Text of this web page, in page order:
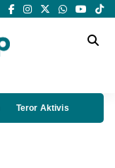
Teror Aktivis